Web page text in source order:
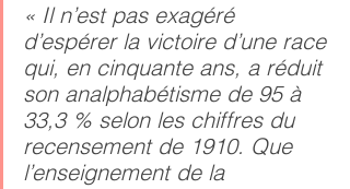
« Il n’est pas exagéré
d’espérer la victoire d’une race
qui, en cinquante ans, a réduit
son analphabétisme de 95 à
33,3 % selon les chiffres du
recensement de 1910. Que
l’enseignement de la